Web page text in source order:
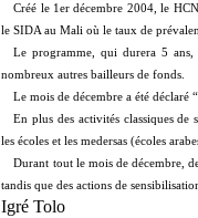
Créé le 1er décembre 2004, le
le SIDA au Mali où le taux de
Le programme, qui durera 5
nombreux autres bailleurs de fonds.
Le mois de décembre a été déclaré
En plus des activités classiques de
les écoles et les medersas (écoles
Durant tout le mois de décembre,
tandis que des actions de
Igré Tolo